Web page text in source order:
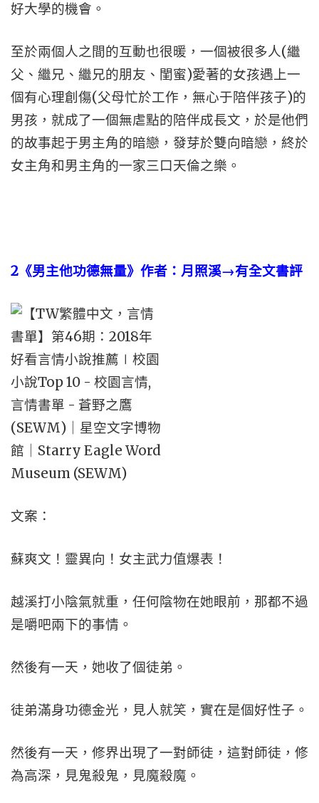
好大學的機會。
至於兩個人之間的互動也很暖，一個被很多人(繼
父、繼兄、繼兄的朋友、閨蜜)愛著的女孩遇上一
個有心理創傷(父母忙於工作，無心于陪伴孩子)的
男孩，就成了一個無虐點的陪伴成長文，於是他們
的故事起于男主角的暗戀，發芽於雙向暗戀，終於
女主角和男主角的一家三口天倫之樂。
2 《男主他功德無量》作者：月照溪→有全文書評
文案：
蘇爽文！靈異向！女主武力值爆表！
越溪打小陰氣就重，任何陰物在她眼前，那都不過
是嚼吧兩下的事情。
然後有一天，她收了個徒弟。
徒弟滿身功德金光，見人就笑，實在是個好性子。
然後有一天，修界出現了一對師徒，這對師徒，修
為高深，見鬼殺鬼，見魔殺魔。